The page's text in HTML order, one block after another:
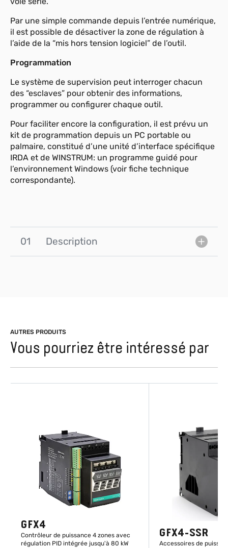
Par une simple commande depuis l’entrée numérique,
il est possible de désactiver la zone de régulation à
l’aide de la “mis hors tension logiciel” de l’outil.
Programmation
Le système de supervision peut interroger chacun
des “esclaves” pour obtenir des informations,
programmer ou configurer chaque outil.
Pour faciliter encore la configuration, il est prévu un
kit de programmation depuis un PC portable ou
palmaire, constitué d’une unité d’interface spécifique
IRDA et de WINSTRUM: un programme guidé pour
l’environnement Windows (voir fiche technique
correspondante).
01 Description
AUTRES PRODUITS
Vous pourriez être intéressé par
GFX4
Contrôleur de puissance 4 zones avec
régulation PID intégrée jusqu'à 80 kW
GFX4-SSR
Accessoires de